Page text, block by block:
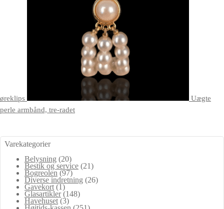
øreklips
Uægte
perle armbånd, tre-radet
Varekategorier
Belysning (20)
Bestik og service (21)
Bogreolen (97)
Diverse indretning (26)
Gavekort (1)
Glasartikler (148)
Havehuset (3)